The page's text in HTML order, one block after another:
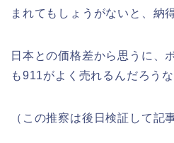
まれてもしょうがないと、納得
日本との価格差から思うに、
も911がよく売れるんだろう
（この推察は後日検証して記